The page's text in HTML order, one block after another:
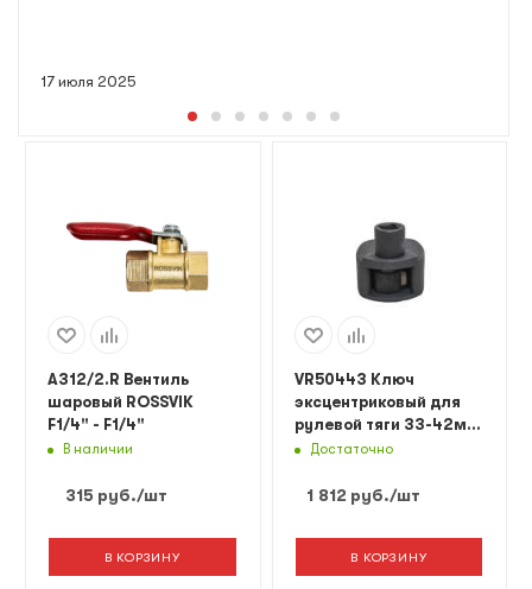
17 июля 2025
A312/2.R Вентиль
шаровый ROSSVIK
F1/4" - F1/4"
В наличии
315 руб./шт
В КОРЗИНУ
VR50443 Ключ
эксцентриковый для
рулевой тяги 33-42мм
Vertul
Достаточно
1 812 руб./шт
В КОРЗИНУ